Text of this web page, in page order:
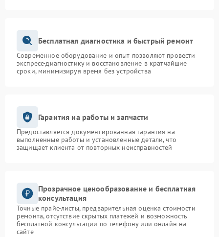
Бесплатная диагностика и быстрый ремонт
Современное оборудование и опыт позволяют провести
экспресс-диагностику и восстановление в кратчайшие
сроки, минимизируя время без устройства
Гарантия на работы и запчасти
Предоставляется документированная гарантия на
выполненные работы и установленные детали, что
защищает клиента от повторных неисправностей
Прозрачное ценообразование и бесплатная
консультация
Точные прайс-листы, предварительная оценка стоимости
ремонта, отсутствие скрытых платежей и возможность
бесплатной консультации по телефону или онлайн на
сайте